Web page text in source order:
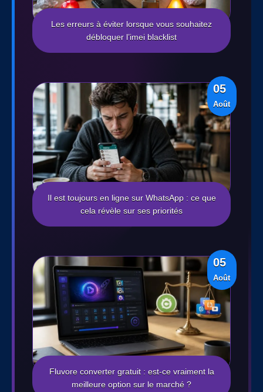
Les erreurs à éviter lorsque vous souhaitez
débloquer l’imei blacklist
05
Août
Il est toujours en ligne sur WhatsApp : ce que
cela révèle sur ses priorités
05
Août
Fluvore converter gratuit : est-ce vraiment la
meilleure option sur le marché ?